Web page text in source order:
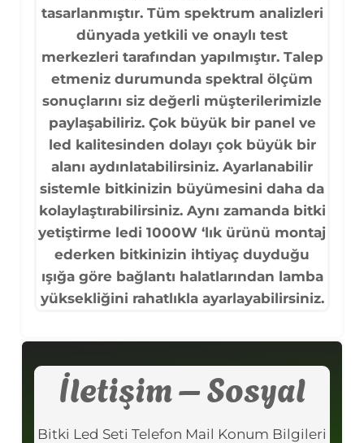
tasarlanmıştır. Tüm spektrum analizleri
dünyada yetkili ve onaylı test
merkezleri tarafından yapılmıştır. Talep
etmeniz durumunda spektral ölçüm
sonuçlarını siz değerli müşterilerimizle
paylaşabiliriz. Çok büyük bir panel ve
led kalitesinden dolayı çok büyük bir
alanı aydınlatabilirsiniz. Ayarlanabilir
sistemle bitkinizin büyümesini daha da
kolaylaştırabilirsiniz. Aynı zamanda bitki
yetiştirme ledi 1000W ‘lık ürünü montaj
ederken bitkinizin ihtiyaç duyduğu
ışığa göre bağlantı halatlarından lamba
yüksekliğini rahatlıkla ayarlayabilirsiniz.
İletişim – Sosyal
Bitki Led Seti Telefon Mail Konum Bilgileri